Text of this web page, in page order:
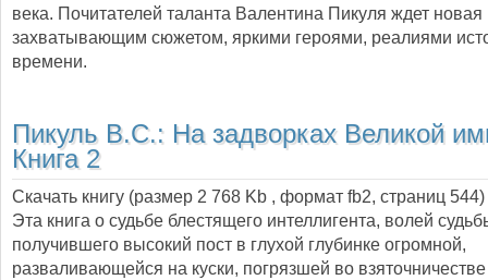
века. Почитателей таланта Валентина Пикуля ждет новая
захватывающим сюжетом, яркими героями, реалиями
времени.
Пикуль В.С.: На задворках Великой
Книга 2
Скачать книгу (размер 2 768 Kb , формат fb2, страниц 544
Эта книга о судьбе блестящего интеллигента, волей
получившего высокий пост в глухой глубинке огромной,
разваливающейся на куски, погрязшей во